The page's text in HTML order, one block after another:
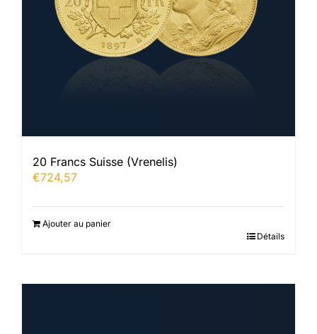
20 Francs Suisse (Vrenelis)
€724,57
Ajouter au panier
Détails